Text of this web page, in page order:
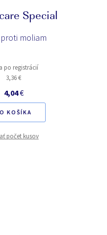
Special
moliam
po registrácií
3,36 €
4,04€
KOŠÍKA
počet kusov